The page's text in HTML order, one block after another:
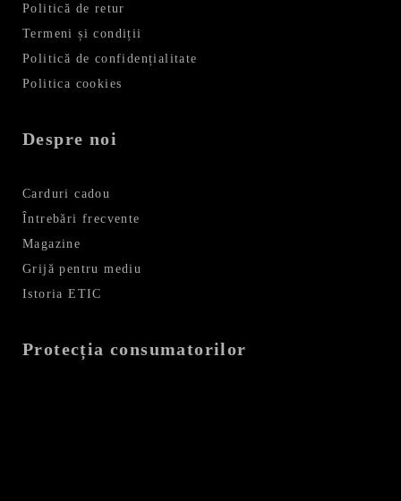
Politică de retur
Termeni și condiții
Politică de confidențialitate
Politica cookies
Despre noi
Carduri cadou
Întrebări frecvente
Magazine
Grijă pentru mediu
Istoria ETIC
Protecția consumatorilor